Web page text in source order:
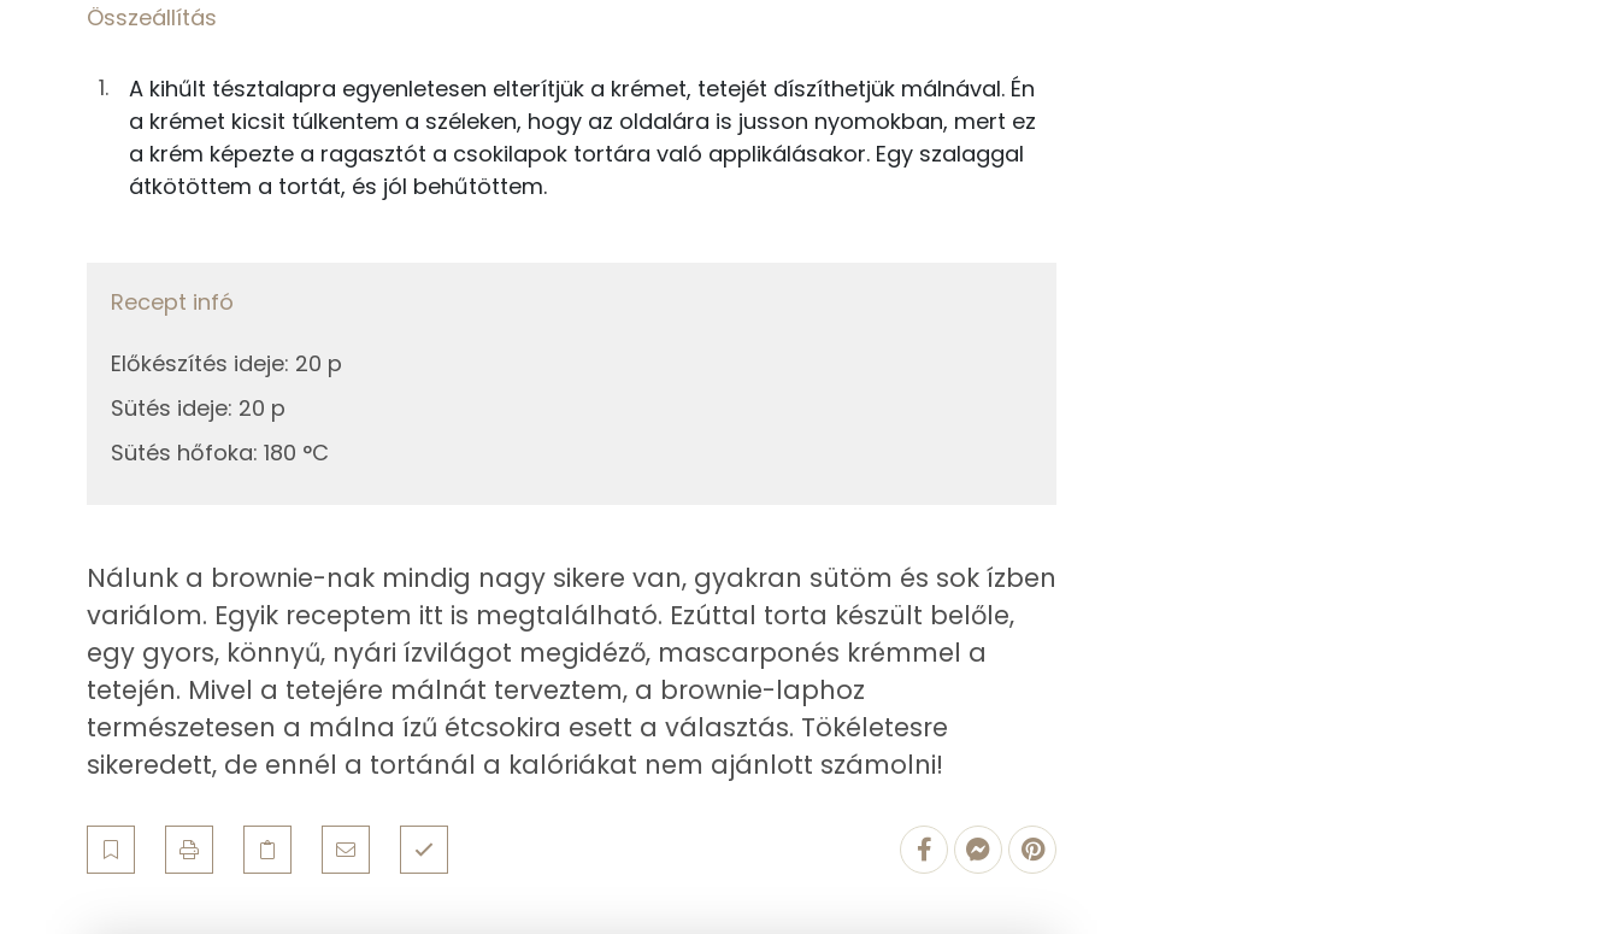
8g porcukor
32 kcal
17ghabtejszín
49 kcal
17g csokoládé
21gmálna
Zsír
Összesen
40.7 g
Telített zsírsav
Egyszeresen telítetlen zsírsav:
Koleszterin
Ásványi anyagok
Összesen
Kálcium
54 mg
Vas
3 mg
Magnézium
Foszfor
145 mg
Nátrium
32 mg
Réz
0 mg
Összeállítás
A kihűlt tésztalapra egyenletesen elterítjük a krémet, tetejét díszíthetjük málnával. Én
a krémet kicsit túlkentem a széleken, hogy az oldalára is jusson nyomokban, mert ez
a krém képezte a ragasztót a csokilapok tortára való applikálásakor. Egy szalaggal
átkötöttem a tortát, és jól behűtöttem.
Recept infó
Előkészítés ideje: 20 p
Sütés ideje: 20 p
Sütés hőfoka: 180 °C
Nálunk a brownie-nak mindig nagy sikere van, gyakran sütöm és sok ízben
variálom. Egyik receptem itt is megtalálható. Ezúttal torta készült belőle,
egy gyors, könnyű, nyári ízvilágot megidéző, mascarponés krémmel a
tetején. Mivel a tetejére málnát terveztem, a brownie-laphoz
természetesen a málna ízű étcsokira esett a választás. Tökéletesre
sikeredett, de ennél a tortánál a kalóriákat nem ajánlott számolni!